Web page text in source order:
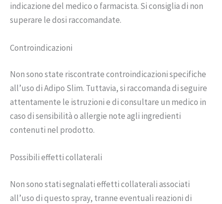
indicazione del medico o farmacista. Si consiglia di non
superare le dosi raccomandate.
Controindicazioni
Non sono state riscontrate controindicazioni specifiche
all’uso di Adipo Slim. Tuttavia, si raccomanda di seguire
attentamente le istruzioni e di consultare un medico in
caso di sensibilità o allergie note agli ingredienti
contenuti nel prodotto.
Possibili effetti collaterali
Non sono stati segnalati effetti collaterali associati
all’uso di questo spray, tranne eventuali reazioni di